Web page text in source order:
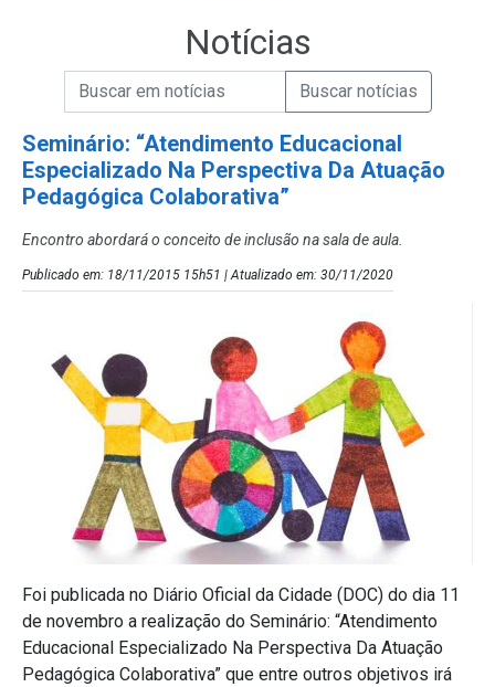
Notícias
Campo de Busca de Notícias
Campo de Busca de informaçõesEnviar a Busca de Notícias
Seminário: “Atendimento Educacional
Especializado Na Perspectiva Da Atuação
Pedagógica Colaborativa”
Encontro abordará o conceito de inclusão na sala de aula.
Publicado em: 18/11/2015 15h51 | Atualizado em: 30/11/2020
Foi publicada no Diário Oficial da Cidade (DOC) do dia 11
de novembro a realização do Seminário: “Atendimento
Educacional Especializado Na Perspectiva Da Atuação
Pedagógica Colaborativa” que entre outros objetivos irá